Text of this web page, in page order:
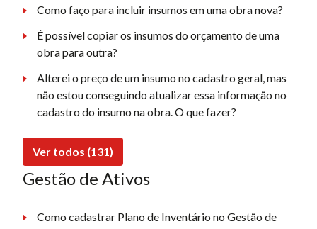
Como faço para incluir insumos em uma obra nova?
É possível copiar os insumos do orçamento de uma
obra para outra?
Alterei o preço de um insumo no cadastro geral, mas
não estou conseguindo atualizar essa informação no
cadastro do insumo na obra. O que fazer?
Ver todos (131)
Gestão de Ativos
Como cadastrar Plano de Inventário no Gestão de